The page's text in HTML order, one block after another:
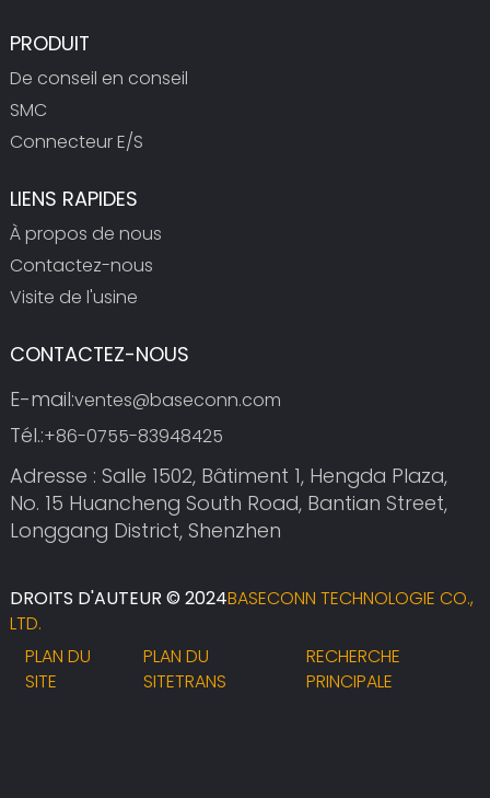
PRODUIT
De conseil en conseil
SMC
Connecteur E/S
LIENS RAPIDES
À propos de nous
Contactez-nous
Visite de l'usine
CONTACTEZ-NOUS
E-mail:ventes@baseconn.com
Tél.:+86-0755-83948425
Adresse : Salle 1502, Bâtiment 1, Hengda Plaza,
No. 15 Huancheng South Road, Bantian Street,
Longgang District, Shenzhen
DROITS D'AUTEUR © 2024BASECONN TECHNOLOGIE CO.,
LTD.
PLAN DU
SITE
PLAN DU
SITETRANS
RECHERCHE
PRINCIPALE